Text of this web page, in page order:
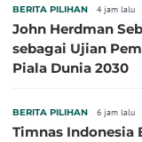
BERITA PILIHAN 4 jam lalu
John Herdman
sebagai Ujian
Piala Dunia 2030
BERITA PILIHAN 6 jam lalu
Timnas Indonesia